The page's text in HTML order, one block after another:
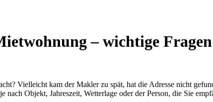
– wichtige
Vielleicht kam der Makler zu spät, hat die Adresse nicht
Objekt, Jahreszeit, Wetterlage oder der Person, die Sie